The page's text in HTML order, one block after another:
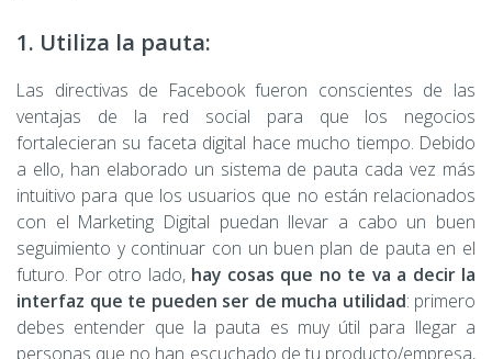
1. Utiliza la pauta:
Las directivas de Facebook fueron conscientes de las
ventajas de la red social para que los negocios
fortalecieran su faceta digital hace mucho tiempo. Debido
a ello, han elaborado un sistema de pauta cada vez más
intuitivo para que los usuarios que no están relacionados
con el Marketing Digital puedan llevar a cabo un buen
seguimiento y continuar con un buen plan de pauta en el
futuro. Por otro lado,hay cosas que no te va a decir la
interfaz que te pueden ser de mucha utilidad: primero
debes entender que la pauta es muy útil para llegar a
personas que no han escuchado de tu producto/empresa,